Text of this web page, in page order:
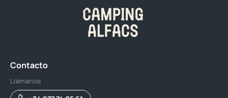
Contacto
Llámanos